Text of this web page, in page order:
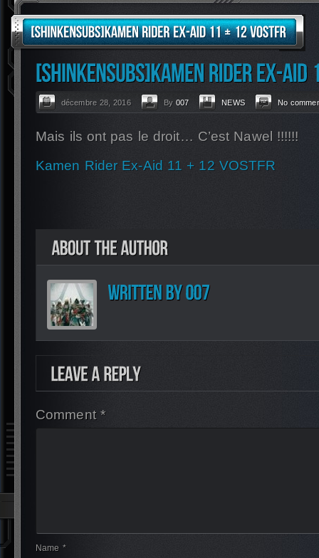
décembre 28, 2016 By007 NEWS No
Mais ils ont pas le droit… C’est Nawel !!!!!!
Kamen Rider Ex-Aid 11 + 12 VOSTFR
Comment *
Name *